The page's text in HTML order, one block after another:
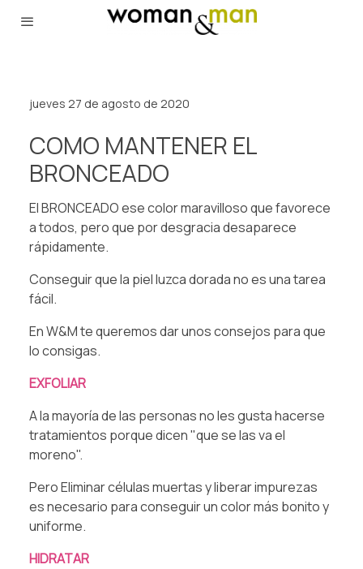
jueves 27 de agosto de 2020
COMO MANTENER EL
BRONCEADO
⁠⁠El BRONCEADO ese color maravilloso que favorece
a todos, pero que por desgracia desaparece
rápidamente.⁠
⁠Conseguir que la piel luzca dorada no es una tarea
fácil.⁠
⁠En W&M te queremos dar unos consejos para que
lo consigas.⁠
EXFOLIAR⁠
A la mayoría de las personas no les gusta hacerse
tratamientos porque dicen "que se las va el
moreno". ⁠
Pero Eliminar células muertas y liberar impurezas
es necesario para conseguir un color más bonito y
uniforme.⁠
⁠HIDRATAR ⁠